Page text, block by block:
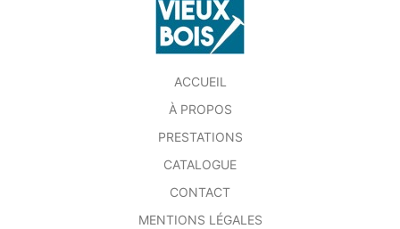
ACCUEIL
À PROPOS
PRESTATIONS
CATALOGUE
CONTACT
MENTIONS LÉGALES